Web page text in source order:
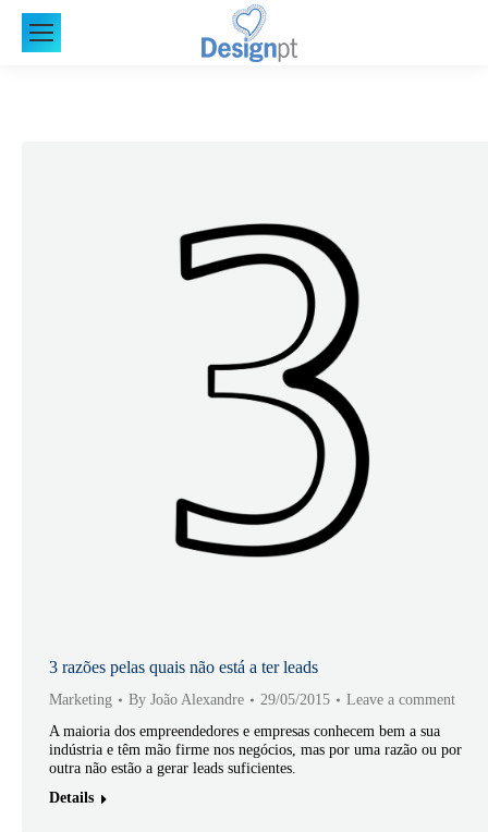
3 razões pelas quais não está a ter leads
Marketing By João Alexandre 29/05/2015
Leave a comment
A maioria dos empreendedores e empresas conhecem bem a sua
indústria e têm mão firme nos negócios, mas por uma razão ou por
outra não estão a gerar leads suficientes.
Details